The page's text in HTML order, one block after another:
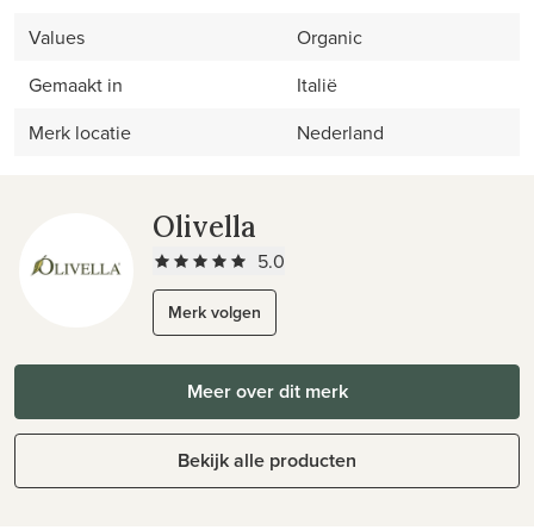
Values
Organic
Gemaakt in
Italië
Merk locatie
Nederland
Olivella
5.0
Merk volgen
Meer over dit merk
Bekijk alle producten